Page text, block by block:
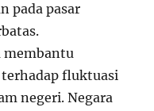
pada pasar
membantu
fluktuasi
negeri. Negara